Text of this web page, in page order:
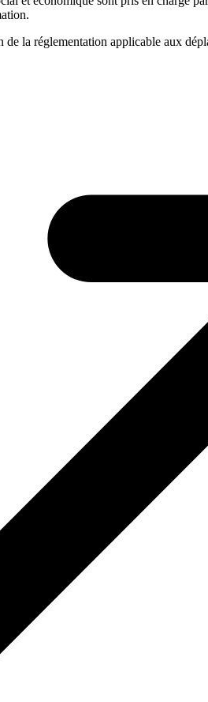
la réglementation applicable aux